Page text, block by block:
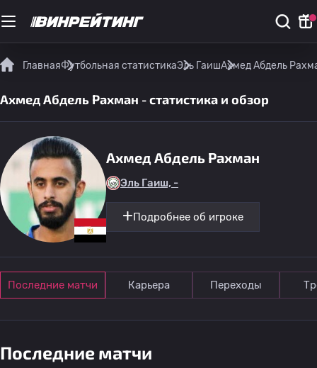
ГлавнаяФутбольная статистикаЭль ГаишАхмед Абдель
Ахмед Абдель Рахман - статистика и обзор
Ахмед Абдель Рахман
Эль Гаиш, -
Подробнее об игроке
Последние матчи Карьера Переходы
Последние матчи